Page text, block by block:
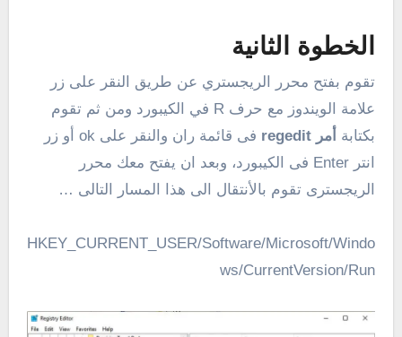
الخطوة الثانية
تقوم بفتح محرر الريجستري عن طريق النقر على زر
علامة الويندوز مع حرف R في الكيبورد ومن ثم تقوم
بكتابة أمر regedit
فى قائمة ران والنقر على ok أو زر
انتر Enter فى الكيبورد، وبعد ان يفتح معك محرر
الريجسترى تقوم بالأنتقال الى هذا المسار التالى …
HKEY_CURRENT_USER/Software/Microsoft/Windo
ws/CurrentVersion/Run